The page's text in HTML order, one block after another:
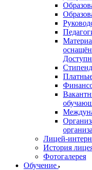
Лицей-
История
Фотогалерея
Обучение